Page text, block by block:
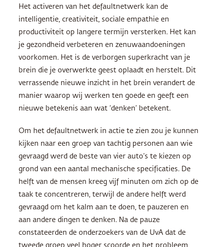
Het activeren van het defaultnetwerk kan de
intelligentie, creativiteit, sociale empathie en
productiviteit op langere termijn versterken. Het kan
je gezondheid verbeteren en zenuwaandoeningen
voorkomen. Het is de verborgen superkracht van je
brein die je overwerkte geest oplaadt en herstelt. Dit
verrassende nieuwe inzicht in het brein verandert de
manier waarop wij werken ten goede en geeft een
nieuwe betekenis aan wat ‘denken’ betekent.
Om het defaultnetwerk in actie te zien zou je kunnen
kijken naar een groep van tachtig personen aan wie
gevraagd werd de beste van vier auto’s te kiezen op
grond van een aantal mechanische specificaties. De
helft van de mensen kreeg vijf minuten om zich op de
taak te concentreren, terwijl de andere helft werd
gevraagd om het kalm aan te doen, te pauzeren en
aan andere dingen te denken. Na de pauze
constateerden de onderzoekers van de UvA dat de
tweede groep veel hoger scoorde en het probleem